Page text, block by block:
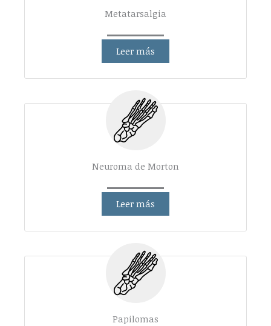
Metatarsalgia
Leer más
Neuroma de Morton
Leer más
Papilomas